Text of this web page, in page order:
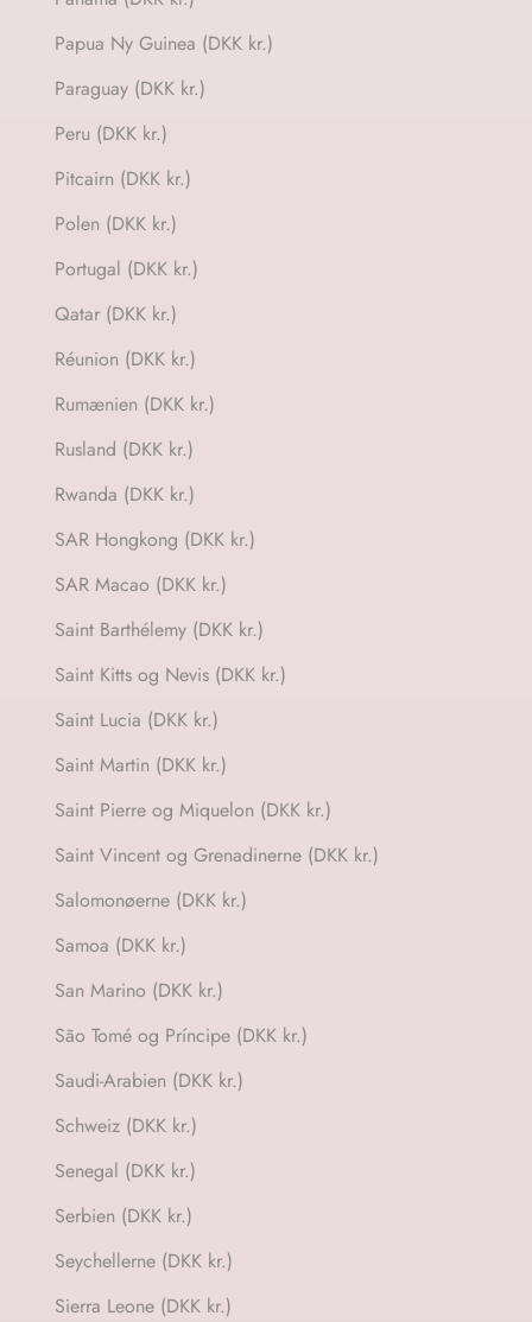
Papua Ny Guinea (DKK kr.)
Paraguay (DKK kr.)
Peru (DKK kr.)
Pitcairn (DKK kr.)
Polen (DKK kr.)
Portugal (DKK kr.)
Qatar (DKK kr.)
Réunion (DKK kr.)
Rumænien (DKK kr.)
Rusland (DKK kr.)
Rwanda (DKK kr.)
SAR Hongkong (DKK kr.)
SAR Macao (DKK kr.)
Saint Barthélemy (DKK kr.)
Saint Kitts og Nevis (DKK kr.)
Saint Lucia (DKK kr.)
Saint Martin (DKK kr.)
Saint Pierre og Miquelon (DKK kr.)
Saint Vincent og Grenadinerne (DKK kr.)
Salomonøerne (DKK kr.)
Samoa (DKK kr.)
San Marino (DKK kr.)
São Tomé og Príncipe (DKK kr.)
Saudi-Arabien (DKK kr.)
Schweiz (DKK kr.)
Senegal (DKK kr.)
Serbien (DKK kr.)
Seychellerne (DKK kr.)
Sierra Leone (DKK kr.)